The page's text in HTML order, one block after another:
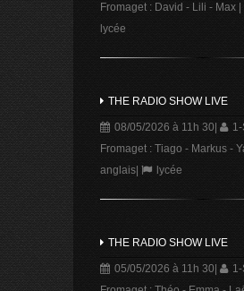
Fromaget : David - Lili - Max|
lycée
THE RADIO SHOW LIVE
08/05/2026 à 11h 30|
Fromaget : Tiago - Markus -
anglais| lycée
THE RADIO SHOW LIVE
05/05/2026 à 11h 30